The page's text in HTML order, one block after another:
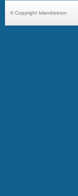
© Copyright Islandsresor